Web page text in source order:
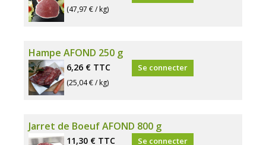
(47,97 € / kg)
Hampe AFOND 250 g
6,26 € TTC
(25,04 € / kg)
Se connecter
Jarret de Boeuf AFOND 800 g
11,30 € TTC Se connecter